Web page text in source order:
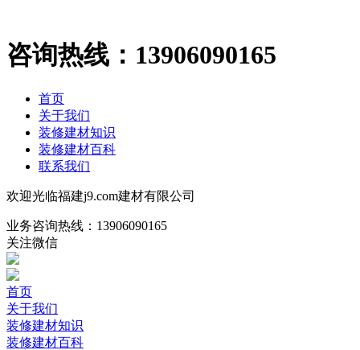
咨询热线： 13906090165
首页
关于我们
装修建材知识
装修建材百科
联系我们
欢迎光临福建j9.com建材有限公司
业务咨询热线： 13906090165
关注微信
首页
关于我们
装修建材知识
装修建材百科